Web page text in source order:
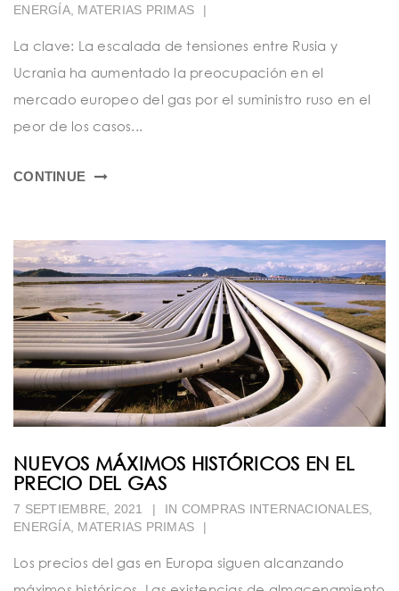
ENERGÍA, MATERIAS PRIMAS |
La clave: La escalada de tensiones entre Rusia y
Ucrania ha aumentado la preocupación en el
mercado europeo del gas por el suministro ruso en el
peor de los casos...
CONTINUE
NUEVOS MÁXIMOS HISTÓRICOS EN EL
PRECIO DEL GAS
7 SEPTIEMBRE, 2021 | IN COMPRAS INTERNACIONALES
ENERGÍA, MATERIAS PRIMAS |
Los precios del gas en Europa siguen alcanzando